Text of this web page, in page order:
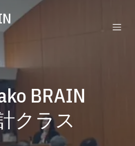
BRAIN
クラス